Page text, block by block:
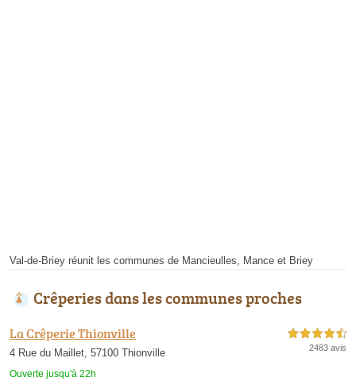
Val-de-Briey réunit les communes de Mancieulles, Mance et Briey
Crêperies dans les communes proches
La Crêperie Thionville
4 Rue du Maillet, 57100 Thionville
Ouverte jusqu'à 22h
4,5 étoiles sur 5
2483 avis